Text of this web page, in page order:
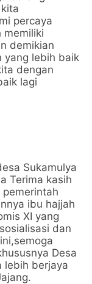
percaya
demikian
yang lebih baik
dengan
lagi
Sukamulya
Terima kasih
ibu hajjah
XI yang
dan
Desa
lebih berjaya